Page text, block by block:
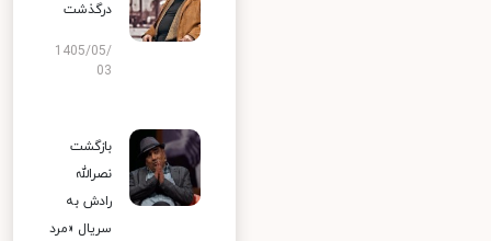
درگذشت
1405/05/
03
بازگشت
نصرالله
رادش به
سریال «مرد